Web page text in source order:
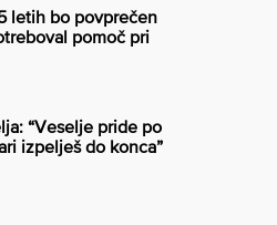
letih bo povprečen
pomoč pri
“Veselje pride po
izpelješ do konca”